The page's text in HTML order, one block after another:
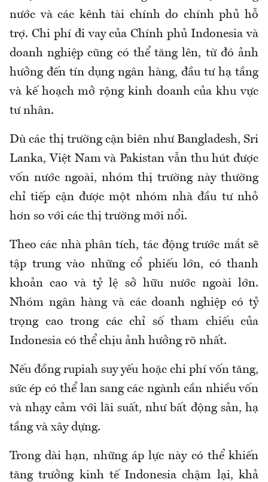
nước và các kênh tài chính do chính phủ hỗ
trợ. Chi phí đi vay của Chính phủ Indonesia và
doanh nghiệp cũng có thể tăng lên, từ đó ảnh
hưởng đến tín dụng ngân hàng, đầu tư hạ tầng
và kế hoạch mở rộng kinh doanh của khu vực
tư nhân.
Dù các thị trường cận biên như Bangladesh, Sri
Lanka, Việt Nam và Pakistan vẫn thu hút được
vốn nước ngoài, nhóm thị trường này thường
chỉ tiếp cận được một nhóm nhà đầu tư nhỏ
hơn so với các thị trường mới nổi.
Theo các nhà phân tích, tác động trước mắt sẽ
tập trung vào những cổ phiếu lớn, có thanh
khoản cao và tỷ lệ sở hữu nước ngoài lớn.
Nhóm ngân hàng và các doanh nghiệp có tỷ
trọng cao trong các chỉ số tham chiếu của
Indonesia có thể chịu ảnh hưởng rõ nhất.
Nếu đồng rupiah suy yếu hoặc chi phí vốn tăng,
sức ép có thể lan sang các ngành cần nhiều vốn
và nhạy cảm với lãi suất, như bất động sản, hạ
tầng và xây dựng.
Trong dài hạn, những áp lực này có thể khiến
tăng trưởng kinh tế Indonesia chậm lại, khả